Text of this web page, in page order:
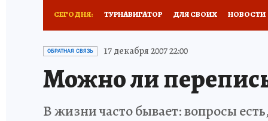
СЕГОДНЯ: ТУРНАВИГАТОР ДЛЯ СВОИХ НОВОСТИ
НАДЕЖНЫЕ РАБОТОДАТЕЛИ
НОВЫЙ ГОД В САМАРЕ КП В МАХ
КУЙБЫШЕВ - ФРОНТУ ИТОГИ ГОДА-2024
ОБРАТНАЯ СВЯЗЬ 17 декабря 2007 22:00
Можно ли
В жизни часто бывает: вопросы